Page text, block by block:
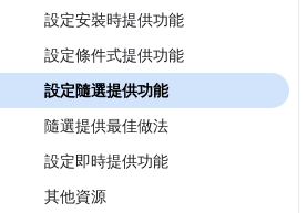
設定安裝時提供功能
設定條件式提供功能
設定隨選提供功能
隨選提供最佳做法
設定即時提供功能
其他資源